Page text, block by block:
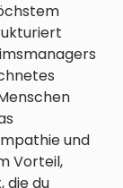
und
Vorteil,
die du